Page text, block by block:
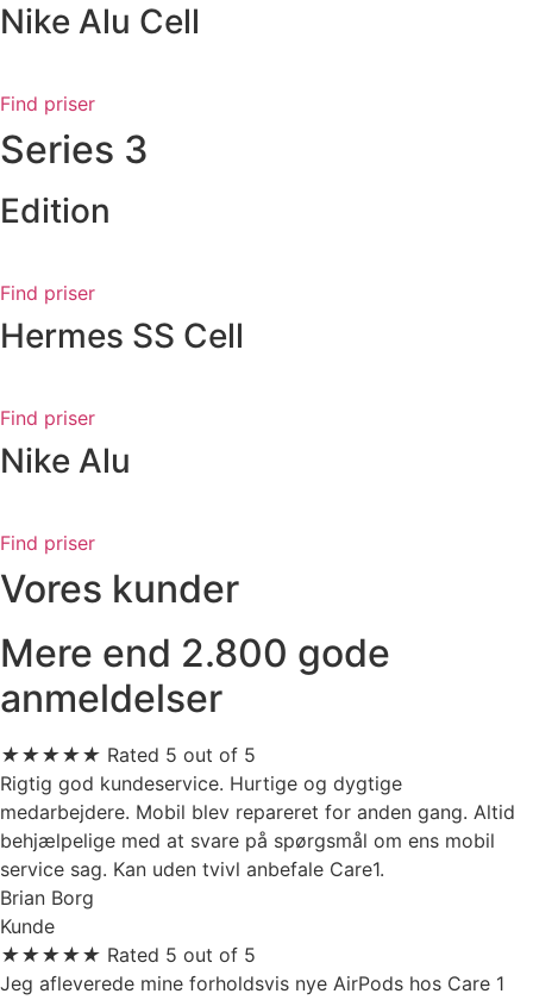
Nike Alu Cell
Find priser
Series 3
Edition
Find priser
Hermes SS Cell
Find priser
Nike Alu
Find priser
Vores kunder
Mere end 2.800 gode
anmeldelser
★★★★★ Rated 5 out of 5
Rigtig god kundeservice. Hurtige og dygtige
medarbejdere. Mobil blev repareret for anden gang. Altid
behjælpelige med at svare på spørgsmål om ens mobil
service sag. Kan uden tvivl anbefale Care1.
Brian Borg
Kunde
★★★★★ Rated 5 out of 5
Jeg afleverede mine forholdsvis nye AirPods hos Care 1